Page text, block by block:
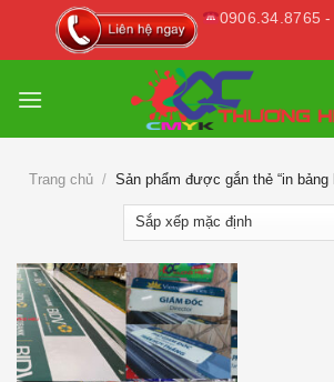
0906.34.8765
Trang chủ / Sản phẩm được gắn thẻ “in bảng